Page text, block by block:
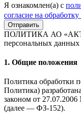
Я ознакомлен(а) с
согласие на
Отправить
ПОЛИТИКА АО
персональных данных
1. Общие положения
Политика обработки
Политика)
законом от
(далее — ФЗ-152).